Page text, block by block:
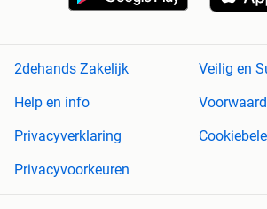
2dehands Zakelijk
Veilig en
Help en info
Privacyverklaring
Privacyvoorkeuren